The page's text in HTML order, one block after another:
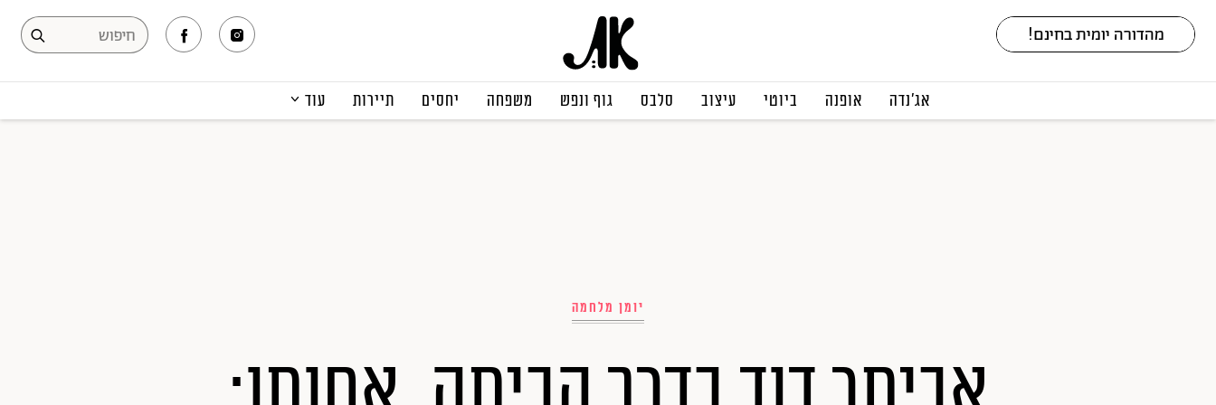
אג׳נדה אופנה ביוטי עיצוב סלבס גוף ונפש משפחה יחסים תיירות עוד
יומן מלחמה